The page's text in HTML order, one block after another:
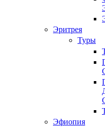
Эритрея
Туры
Эфиопия